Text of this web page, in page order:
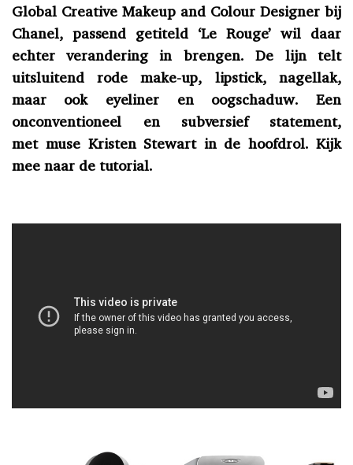
Global Creative Makeup and Colour Designer bij
Chanel, passend getiteld ‘Le Rouge’ wil daar
echter verandering in brengen. De lijn telt
uitsluitend rode make-up, lipstick, nagellak,
maar ook eyeliner en oogschaduw. Een
onconventioneel en subversief statement,
met muse Kristen Stewart in de hoofdrol. Kijk
mee naar de tutorial.